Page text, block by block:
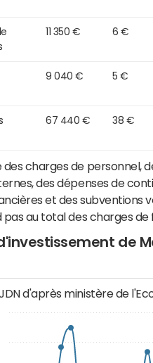
11 350 € 6 €
9 040 € 5 €
67 440 € 38 €
des charges de personnel,
des dépenses de
et des subventions
au total des charges de
de
d'après ministère de